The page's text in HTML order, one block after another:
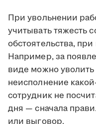
При увольнении
учитывать тяжесть
обстоятельства,
Например, за
виде можно уволить
неисполнение
сотрудник не
дня — сначала